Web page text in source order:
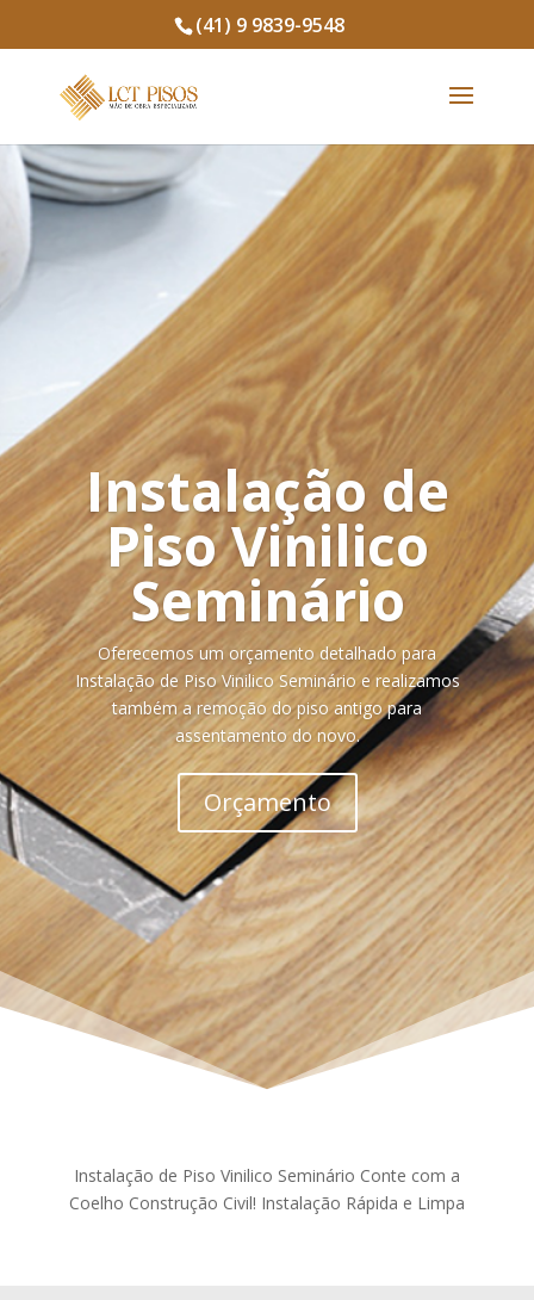
(41) 9 9839-9548
Instalação de
Piso Vinilico
Seminário
Oferecemos um orçamento detalhado para
Instalação de Piso Vinilico Seminário e realizamos
também a remoção do piso antigo para
assentamento do novo.
Orçamento
Instalação de Piso Vinilico Seminário Conte com a
Coelho Construção Civil! Instalação Rápida e Limpa